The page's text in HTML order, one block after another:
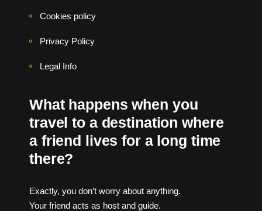
Cookies policy
Privacy Policy
Legal Info
What happens when you
travel to a destination where
a friend lives for a long time
there?
Exactly, you don’t worry about anything.
Your friend acts as host and guide.